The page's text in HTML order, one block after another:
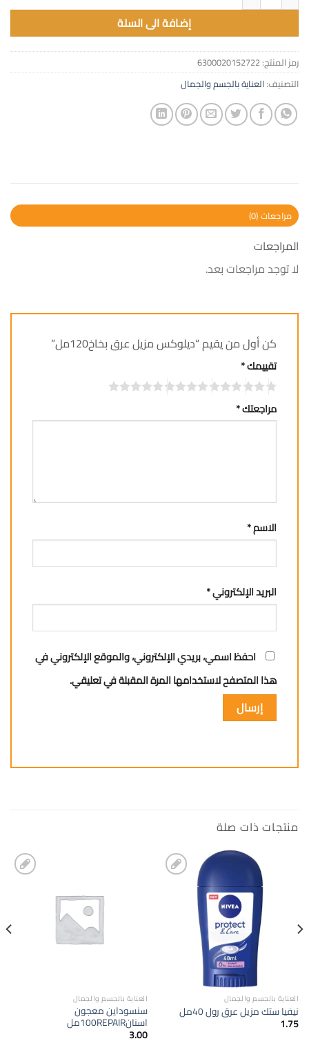
إضافة الى السلة
رمز المنتج:6300020152722
التصنيف:العناية بالجسم والجمال
مراجعات (0)
المراجعات
لا توجد مراجعات بعد.
كن أول من يقيم “ديلوكس مزيل عرق بخاخ120مل”
تقييمك*
مراجعتك*
الاسم*
البريد الإلكتروني*
احفظ اسمي، بريدي الإلكتروني، والموقع الإلكتروني في
هذا المتصفح لاستخدامها المرة المقبلة في تعليقي.
منتجات ذات صلة
العناية بالجسم والجمال
نيفيا ستك مزيل عرق رول 40مل
1.75
العناية بالجسم والجمال
سنسوداين معجون
اسنان100REPAIRمل
3.00